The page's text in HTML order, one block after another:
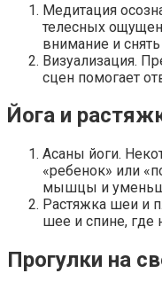
Медитация
телесных
внимание и снять
Визуализация.
сцен помогает
Йога и
Асаны йоги.
«ребенок» или
мышцы и
Растяжка шеи и
шее и спине, где
Прогулки на